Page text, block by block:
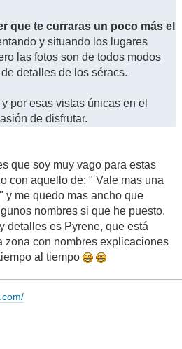
que te curraras un poco más el
y situando los lugares
las fotos son de todos modos
detalles de los séracs.
por esas vistas únicas en el
de disfrutar.
que soy muy vago para estas
con aquello de: " Vale mas una
y me quedo mas ancho que
nombres si que he puesto.
detalles es Pyrene, que está
zona con nombres explicaciones
al tiempo